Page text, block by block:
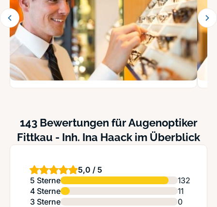
143 Bewertungen für Augenoptiker
Fittkau - Inh. Ina Haack im Überblick
5,0 / 5
5 Sterne
132
4 Sterne
11
3 Sterne
0